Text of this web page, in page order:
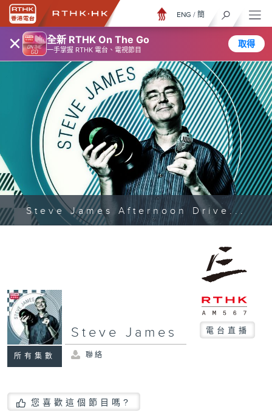
× 全新 RTHK On The Go
一手掌握 RTHK 電台、電視節目
取得
ENG / 簡
Steve James Afternoon Drive...
所有集數
Steve James 電台直播
聯絡
您喜歡這個節目嗎?